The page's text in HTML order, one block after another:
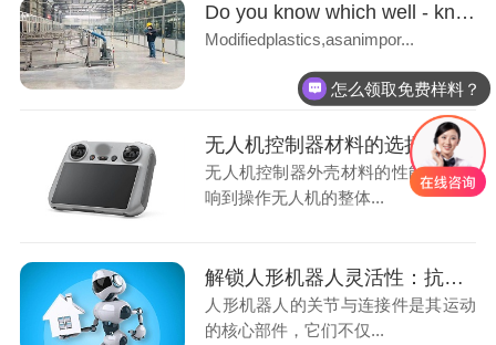
Do you know which well - known modified plastics manufacturers there are in China?
Modifiedplastics,asanimpor...
无人机控制器材料的选择：PCABS合金为何成为行业新宠？
无人机控制器外壳材料的性能直接影
响到操作无人机的整体...
解锁人形机器人灵活性：抗静电ABS材料在关节与连接件中的应用
人形机器人的关节与连接件是其运动
的核心部件，它们不仅...
怎么领取免费样料？
可以介绍下你们的产品么